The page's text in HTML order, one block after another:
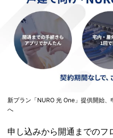
新プラン「NURO 光 One」提供開始
へ
申し込みから開通までのフ